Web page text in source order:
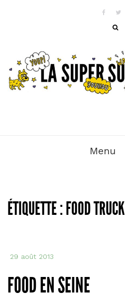
Menu
ÉTIQUETTE : FOOD TRUCK
29 août 2013
FOOD EN SEINE